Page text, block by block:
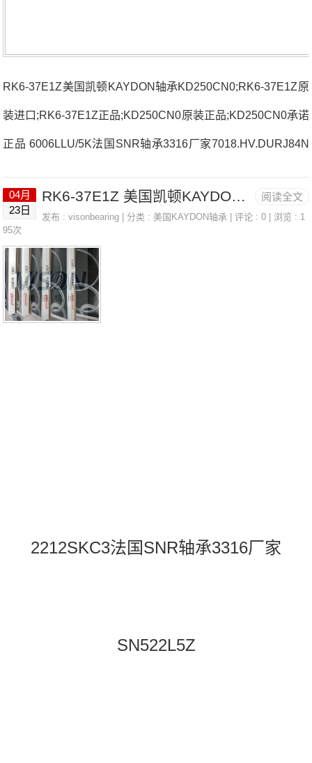
RK6-37E1Z美国凯顿KAYDON轴承KD250CN0;RK6-37E1Z原
装进口;RK6-37E1Z正品;KD250CN0原装正品;KD250CN0承诺
正品 6006LLU/5K法国SNR轴承3316厂家7018.HV.DURJ84N
法国SNR轴承3316参数3316价格,3316采购 热销型号推荐：3
316，FCB22428H RK6-37E1Z，P4BE407-SRB-SRE热销品
牌推荐：6040AHX.2328.G33163316价格,3316采购3316价格,
3316采购71908.CV.U.J84法国SNR轴承3316厂家，UCFE.20
5
阅读全文
04月
23日
RK6-37E1Z 美国凯顿KAYDON轴承 KD250CN0
发布 :visonbearing | 分类 :美国KAYDON轴承 | 评论 : 0 | 浏览 : 1
95次
2212SKC3法国SNR轴承3316厂家
SN522L5Z